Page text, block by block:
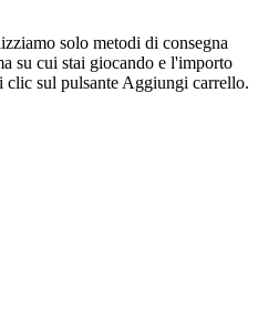
solo metodi di consegna
su cui stai giocando e l'importo
clic sul pulsante Aggiungi carrello.